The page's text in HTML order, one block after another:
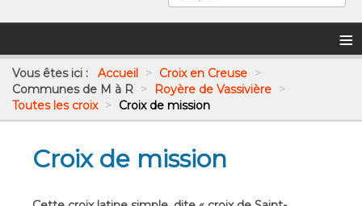
≡
Vous êtes ici : Accueil > Croix en Creuse >
Communes de M à R > Royère de Vassivière >
Toutes les croix > Croix de mission
Croix de mission